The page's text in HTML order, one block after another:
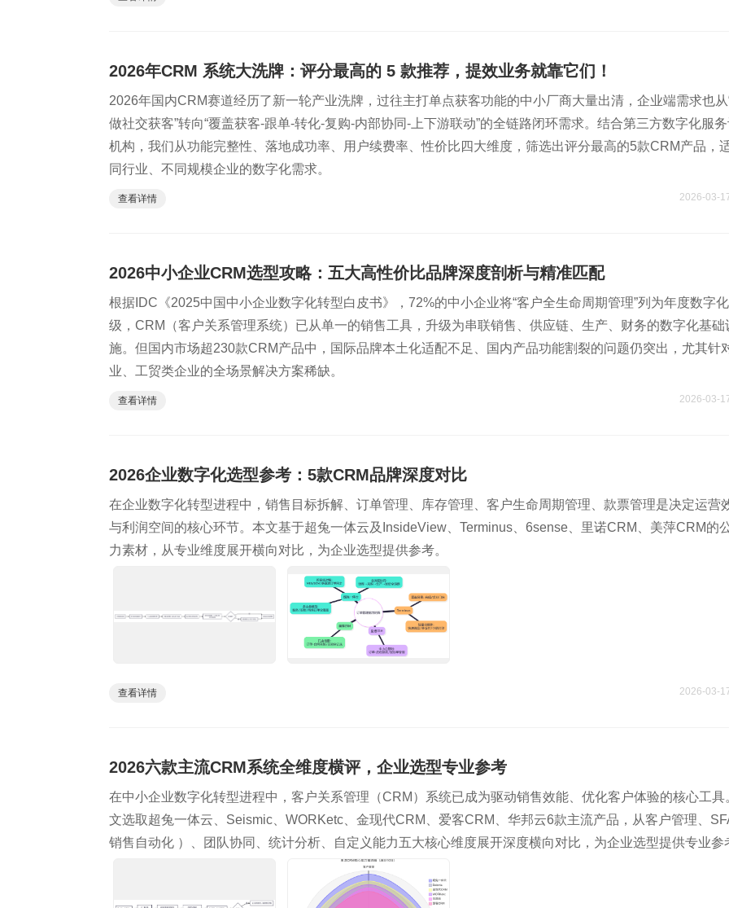
2026年CRM 系统大洗牌：评分最高的 5 款推荐，提效业务就靠它们！
2026年国内CRM赛道经历了新一轮产业洗牌，过往主打单点获客功能的中小厂商大量出清，企业端需求也从
做社交获客”转向“覆盖获客-跟单-转化-复购-内部协同-上下游联动”的全链路闭环需求。结合第三方数字化服务
机构，我们从功能完整性、落地成功率、用户续费率、性价比四大维度，筛选出评分最高的5款CRM产品，
同行业、不同规模企业的数字化需求。
查看详情 2026-03-
2026中小企业CRM选型攻略：五大高性价比品牌深度剖析与精准匹配
根据IDC《2025中国中小企业数字化转型白皮书》，72%的中小企业将“客户全生命周期管理”列为年度数字
级，CRM（客户关系管理系统）已从单一的销售工具，升级为串联销售、供应链、生产、财务的数字化基础
施。但国内市场超230款CRM产品中，国际品牌本土化适配不足、国内产品功能割裂的问题仍突出，尤其针
业、工贸类企业的全场景解决方案稀缺。
查看详情 2026-03-
2026企业数字化选型参考：5款CRM品牌深度对比
在企业数字化转型进程中，销售目标拆解、订单管理、库存管理、客户生命周期管理、款票管理是决定运营
与利润空间的核心环节。本文基于超兔一体云及InsideView、Terminus、6sense、里诺CRM、美萍CRM的
力素材，从专业维度展开横向对比，为企业选型提供参考。
查看详情 2026-03-
2026六款主流CRM系统全维度横评，企业选型专业参考
在中小企业数字化转型进程中，客户关系管理（CRM）系统已成为驱动销售效能、优化客户体验的核心工具
文选取超兔一体云、Seismic、WORKetc、金现代CRM、爱客CRM、华邦云6款主流产品，从客户管理、
销售自动化 ）、团队协同、统计分析、自定义能力五大核心维度展开深度横向对比，为企业选型提供专业参